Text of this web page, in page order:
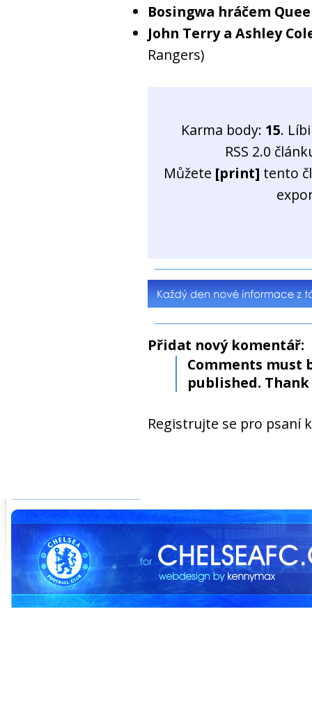
Bosingwa hráčem
John Terry a Ashley
Rangers)
Karma body: 15.
RSS 2.0
Můžete [print] tento
Přidat nový komentář:
Comments must
published. Thank
Registrujte se pro psaní